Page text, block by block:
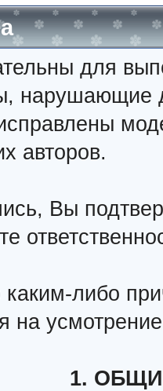
для
нарушающие
авторов.
Вы
каким-либо
на
1.